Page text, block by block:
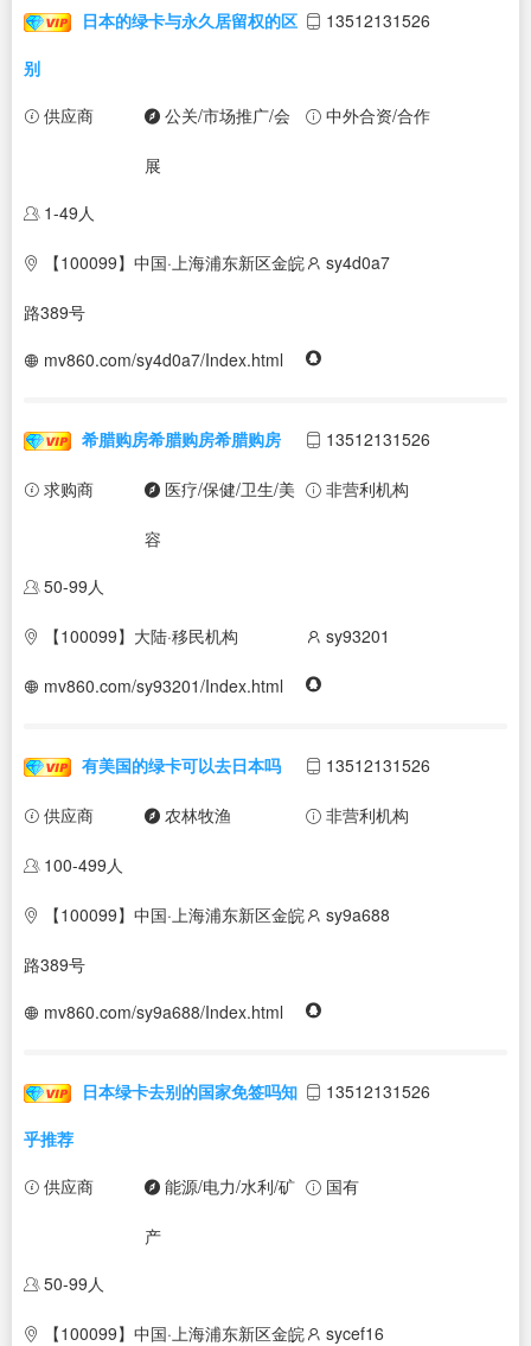
日本的绿卡与永久居留权的区
别
13512131526
供应商 公关/市场推广/会
展
中外合资/合作
1-49人
【100099】中国·上海浦东新区金皖
路389号
sy4d0a7
mv860.com/sy4d0a7/Index.html
希腊购房希腊购房希腊购房 13512131526
求购商 医疗/保健/卫生/美
容
非营利机构
50-99人
【100099】大陆·移民机构 sy93201
mv860.com/sy93201/Index.html
有美国的绿卡可以去日本吗 13512131526
供应商 农林牧渔 非营利机构
100-499人
【100099】中国·上海浦东新区金皖
路389号
sy9a688
mv860.com/sy9a688/Index.html
日本绿卡去别的国家免签吗知
乎推荐
13512131526
供应商 能源/电力/水利/矿
产
国有
50-99人
【100099】中国·上海浦东新区金皖 sycef16